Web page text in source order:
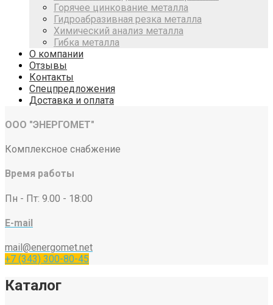
Горячее цинкование металла
Гидроабразивная резка металла
Химический анализ металла
Гибка металла
О компании
Отзывы
Контакты
Спецпредложения
Доставка и оплата
ООО "ЭНЕРГОМЕТ"
Комплексное снабжение
Время работы
Пн - Пт: 9.00 - 18:00
E-mail
mail@energomet.net
+7 (343) 300-80-45
Каталог